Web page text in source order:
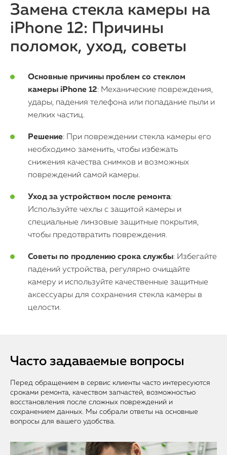
iMac
Mac Mini
Контакты
Статьи
Замена стекла камеры на
iPhone 12: Причины
поломок, уход, советы
Основные причины проблем со стеклом
камеры iPhone 12: Механические повреждения,
удары, падения телефона или попадание пыли и
мелких частиц.
Решение: При повреждении стекла камеры его
необходимо заменить, чтобы избежать
снижения качества снимков и возможных
повреждений самой камеры.
Уход за устройством после ремонта:
Используйте чехлы с защитой камеры и
специальные линзовые защитные покрытия,
чтобы предотвратить повреждения.
Советы по продлению срока службы: Избегайте
падений устройства, регулярно очищайте
камеру и используйте качественные защитные
аксессуары для сохранения стекла камеры в
целости.
Часто задаваемые вопросы
Перед обращением в сервис клиенты часто интересуются
сроками ремонта, качеством запчастей, возможностью
восстановления после сложных повреждений и
сохранением данных. Мы собрали ответы на основные
вопросы для вашего удобства.